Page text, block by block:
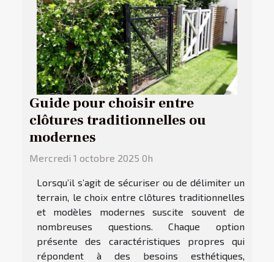
Guide pour choisir entre
clôtures traditionnelles ou
modernes
Mercredi 1 octobre 2025 0h
Lorsqu’il s’agit de sécuriser ou de délimiter un
terrain, le choix entre clôtures traditionnelles
et modèles modernes suscite souvent de
nombreuses questions. Chaque option
présente des caractéristiques propres qui
répondent à des besoins esthétiques,